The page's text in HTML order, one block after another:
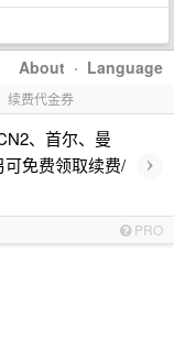
About · Language
续费代金券
、首尔、曼
免费领取续费/
›
PRO